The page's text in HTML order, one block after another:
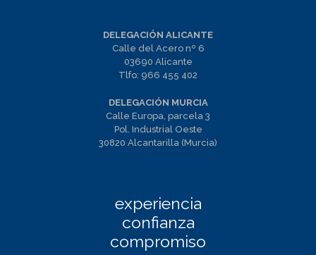
DELEGACIÓN ALICANTE
Calle del Acero nº 6
03690 Alicante
Tlfo: 966 455 402
DELEGACIÓN MURCIA
Calle Europa, parcela 3
Pol. Industrial Oeste
30820 Alcantarilla (Murcia)
experiencia
confianza
compromiso